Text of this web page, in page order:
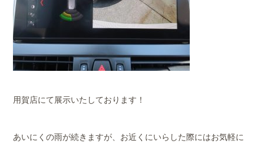
用賀店にて展示いたしております！
あいにくの雨が続きますが、お近くにいらした際にはお気軽に